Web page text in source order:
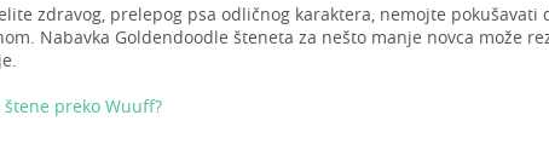
zdravog, prelepog psa odličnog karaktera, nemojte
Nabavka Goldendoodle šteneta za nešto manje novca može
preko Wuuff?